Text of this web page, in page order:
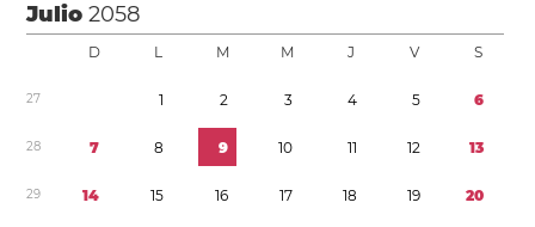
Julio2058
D L M M J V S
27 1 2 3 4 5 6
28 7 8 9 10 11 12 13
29 14 15 16 17 18 19 20